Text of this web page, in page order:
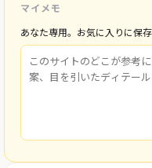
マイメモ
あなた専用。お気に入りに保